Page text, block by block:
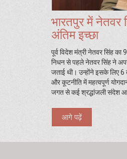
भारतपुर में नेतवर
अंतिम इच्छा
पूर्व विदेश मंत्री नेतवर सिंह का
निधन से पहले नेतवर सिंह ने
जताई थी। उन्होंने इसके लिए 6
और कूटनीति में महत्वपूर्ण
जगत से कई श्रद्धांजली संदेश
आगे पढ़ें